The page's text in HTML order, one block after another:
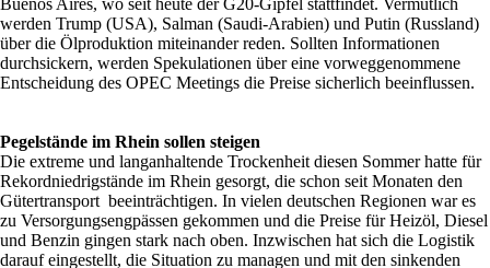
Buenos Aires, wo seit heute der G20-Gipfel stattfindet. Vermutlich
werden Trump (USA), Salman (Saudi-Arabien) und Putin (Russland)
über die Ölproduktion miteinander reden. Sollten Informationen
durchsickern, werden Spekulationen über eine vorweggenommene
Entscheidung des OPEC Meetings die Preise sicherlich beeinflussen.
Pegelstände im Rhein sollen steigen
Die extreme und langanhaltende Trockenheit diesen Sommer hatte für
Rekordniedrigstände im Rhein gesorgt, die schon seit Monaten den
Gütertransport beeinträchtigen. In vielen deutschen Regionen war es
zu Versorgungsengpässen gekommen und die Preise für Heizöl, Diesel
und Benzin gingen stark nach oben. Inzwischen hat sich die Logistik
darauf eingestellt, die Situation zu managen und mit den sinkenden